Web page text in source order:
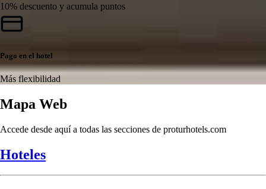
10% descuento y acumula puntos
Pago en el hotel
Más flexibilidad
Mapa Web
Accede desde aquí a todas las secciones de proturhotels.com
Hoteles